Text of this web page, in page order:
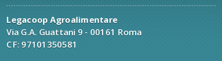
Legacoop Agroalimentare
Via G.A. Guattani 9 - 00161 Roma
CF: 97101350581